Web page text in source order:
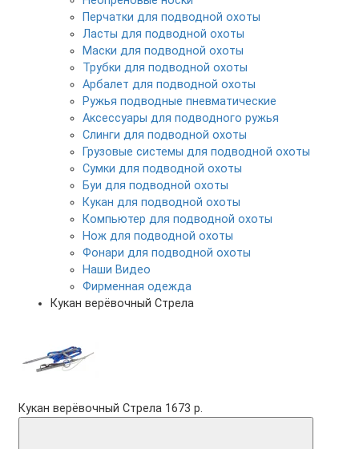
Перчатки для подводной охоты
Ласты для подводной охоты
Маски для подводной охоты
Трубки для подводной охоты
Арбалет для подводной охоты
Ружья подводные пневматические
Аксессуары для подводного ружья
Слинги для подводной охоты
Грузовые системы для подводной охоты
Сумки для подводной охоты
Буи для подводной охоты
Кукан для подводной охоты
Компьютер для подводной охоты
Нож для подводной охоты
Фонари для подводной охоты
Наши Видео
Фирменная одежда
Кукан верёвочный Стрела
Кукан верёвочный Стрела 1673 р.